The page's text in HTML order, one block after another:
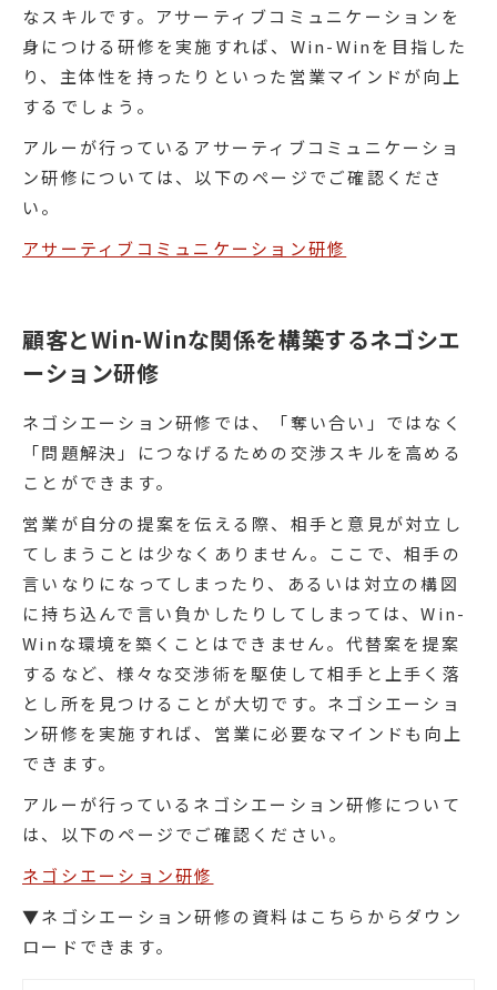
なスキルです。アサーティブコミュニケーションを
身につける研修を実施すれば、Win-Winを目指した
り、主体性を持ったりといった営業マインドが向上
するでしょう。
アルーが行っているアサーティブコミュニケーショ
ン研修については、以下のページでご確認くださ
い。
アサーティブコミュニケーション研修
顧客とWin-Winな関係を構築するネゴシエ
ーション研修
ネゴシエーション研修では、「奪い合い」ではなく
「問題解決」につなげるための交渉スキルを高める
ことができます。
営業が自分の提案を伝える際、相手と意見が対立し
てしまうことは少なくありません。ここで、相手の
言いなりになってしまったり、あるいは対立の構図
に持ち込んで言い負かしたりしてしまっては、Win-
Winな環境を築くことはできません。代替案を提案
するなど、様々な交渉術を駆使して相手と上手く落
とし所を見つけることが大切です。ネゴシエーショ
ン研修を実施すれば、営業に必要なマインドも向上
できます。
アルーが行っているネゴシエーション研修について
は、以下のページでご確認ください。
ネゴシエーション研修
▼ネゴシエーション研修の資料はこちらからダウン
ロードできます。